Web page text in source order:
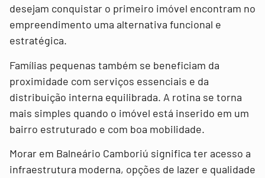
desejam conquistar o primeiro imóvel encontram no
empreendimento uma alternativa funcional e
estratégica.
Famílias pequenas também se beneficiam da
proximidade com serviços essenciais e da
distribuição interna equilibrada. A rotina se torna
mais simples quando o imóvel está inserido em um
bairro estruturado e com boa mobilidade.
Morar em Balneário Camboriú significa ter acesso a
infraestrutura moderna, opções de lazer e qualidade